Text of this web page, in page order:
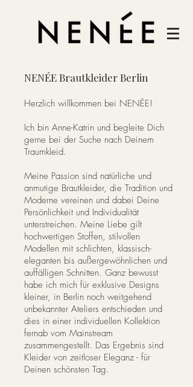
NENÉE Brautkleider Berlin
Herzlich willkommen bei NENÉE!
Ich bin Anne-Katrin und begleite Dich
gerne bei der Suche nach Deinem
Traumkleid.
Meine Passion sind natürliche und
anmutige Brautkleider, die Tradition und
Moderne vereinen und dabei Deine
Persönlichkeit und Individualität
unterstreichen. Meine Liebe gilt
hochwertigen Stoffen, stilvollen
Modellen mit schlichten, klassisch-
eleganten bis außergewöhnlichen und
auffälligen Schnitten. Ganz bewusst
habe ich mich für exklusive Designs
kleiner, in Berlin noch weitgehend
unbekannter Ateliers entschieden und
dies in einer individuellen Kollektion
fernab vom Mainstream
zusammengestellt. Das Ergebnis sind
Kleider von zeitloser Eleganz - für
Deinen schönsten Tag.